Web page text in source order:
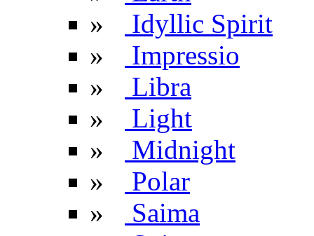
»
Idyllic Spirit
»
Impressio
»
Libra
»
Light
»
Midnight
»
Polar
»
Saima